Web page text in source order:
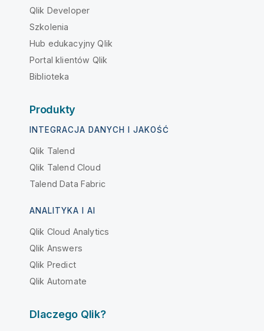
Qlik Developer
Szkolenia
Hub edukacyjny Qlik
Portal klientów Qlik
Biblioteka
Produkty
INTEGRACJA DANYCH I JAKOŚĆ
Qlik Talend
Qlik Talend Cloud
Talend Data Fabric
ANALITYKA I AI
Qlik Cloud Analytics
Qlik Answers
Qlik Predict
Qlik Automate
Dlaczego Qlik?